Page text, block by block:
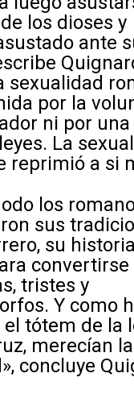
los dioses y
ante
sexualidad
por la
ni por
La
reprimió a si
los
sus
su
convertirse
tristes y
Y como
tótem de la
merecían la
concluye